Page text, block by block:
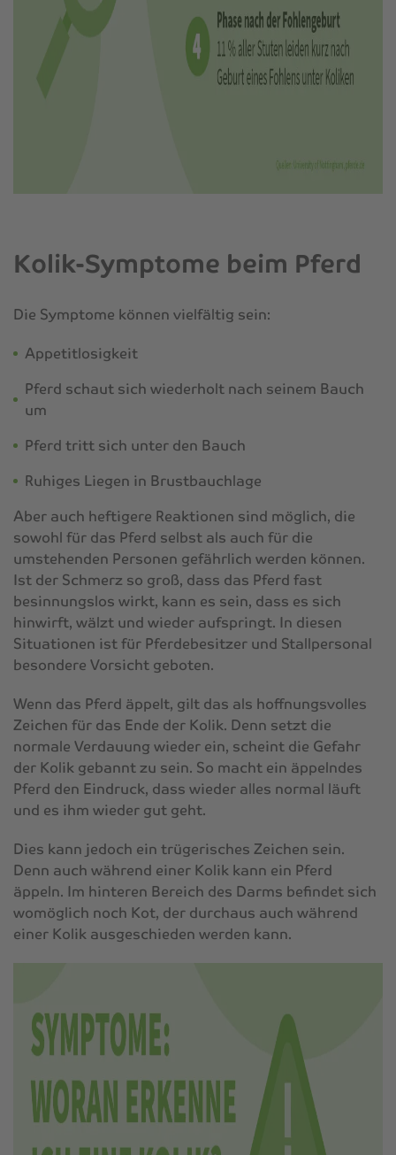
Kolik-Symptome beim Pferd
Die Symptome können vielfältig sein:
Appetitlosigkeit
Pferd schaut sich wiederholt nach seinem Bauch
um
Pferd tritt sich unter den Bauch
Ruhiges Liegen in Brustbauchlage
Aber auch heftigere Reaktionen sind möglich, die
sowohl für das Pferd selbst als auch für die
umstehenden Personen gefährlich werden können.
Ist der Schmerz so groß, dass das Pferd fast
besinnungslos wirkt, kann es sein, dass es sich
hinwirft, wälzt und wieder aufspringt. In diesen
Situationen ist für Pferdebesit­zer und Stallpersonal
besondere Vorsicht geboten.
Wenn das Pferd äppelt, gilt das als hoffnungsvolles
Zeichen für das Ende der Kolik. Denn setzt die
normale Verdauung wieder ein, scheint die Gefahr
der Kolik gebannt zu sein. So macht ein äppelndes
Pferd den Eindruck, dass wieder alles normal läuft
und es ihm wieder gut geht.
Dies kann jedoch ein trügerisches Zeichen sein.
Denn auch während einer Kolik kann ein Pferd
äppeln. Im hinteren Bereich des Darms befindet sich
womöglich noch Kot, der durchaus auch während
einer Kolik ausgeschieden werden kann.